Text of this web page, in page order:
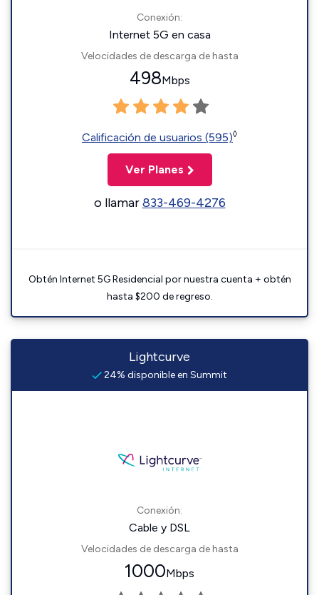
Conexión:
Internet 5G en casa
Velocidades de descarga de hasta
498Mbps
Calificación de usuarios (595)◊
Ver Planes
o llamar833-469-4276
Obtén Internet 5G Residencial por nuestra cuenta + obtén
hasta $200 de regreso.
Lightcurve
24% disponible en Summit
Conexión:
Cable y DSL
Velocidades de descarga de hasta
1000Mbps